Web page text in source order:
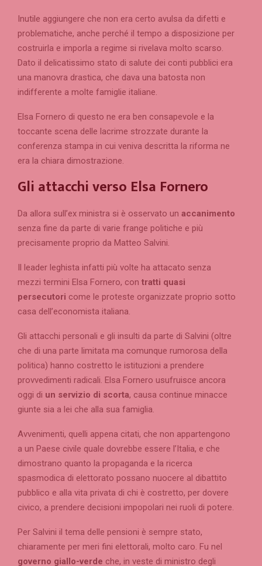
Inutile aggiungere che non era certo avulsa da difetti e
problematiche, anche perché il tempo a disposizione per
costruirla e imporla a regime si rivelava molto scarso.
Dato il delicatissimo stato di salute dei conti pubblici era
una manovra drastica, che dava una batosta non
indifferente a molte famiglie italiane.
Elsa Fornero di questo ne era ben consapevole e la
toccante scena delle lacrime strozzate durante la
conferenza stampa in cui veniva descritta la riforma ne
era la chiara dimostrazione.
Gli attacchi verso Elsa Fornero
Da allora sull’ex ministra si è osservato un accanimento
senza fine da parte di varie frange politiche e più
precisamente proprio da Matteo Salvini.
Il leader leghista infatti più volte ha attacato senza
mezzi termini Elsa Fornero, con tratti quasi
persecutori come le proteste organizzate proprio sotto
casa dell’economista italiana.
Gli attacchi personali e gli insulti da parte di Salvini (oltre
che di una parte limitata ma comunque rumorosa della
politica) hanno costretto le istituzioni a prendere
provvedimenti radicali. Elsa Fornero usufruisce ancora
oggi di un servizio di scorta, causa continue minacce
giunte sia a lei che alla sua famiglia.
Avvenimenti, quelli appena citati, che non appartengono
a un Paese civile quale dovrebbe essere l’Italia, e che
dimostrano quanto la propaganda e la ricerca
spasmodica di elettorato possano nuocere al dibattito
pubblico e alla vita privata di chi è costretto, per dovere
civico, a prendere decisioni impopolari nei ruoli di potere.
Per Salvini il tema delle pensioni è sempre stato,
chiaramente per meri fini elettorali, molto caro. Fu nel
governo giallo-verde che, in veste di ministro degli